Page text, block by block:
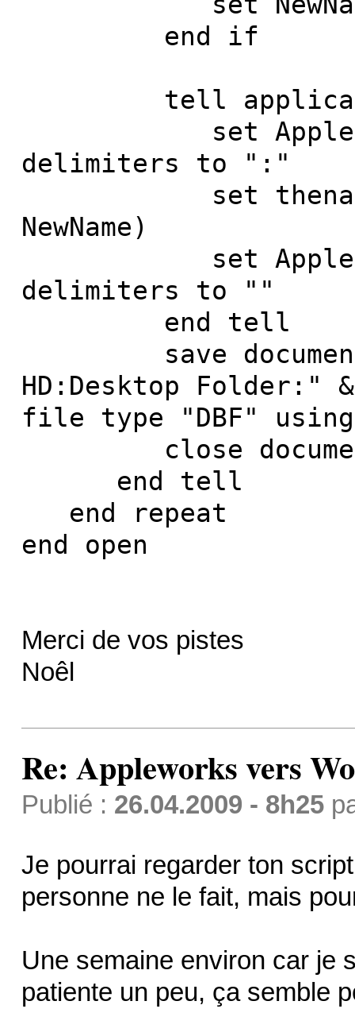
end if
tell
set
delimiters to ":"
set thename
NewName)
set
delimiters to ""
end tell
save document
HD:Desktop Folder:"
file type "DBF"
close document
end tell
end repeat
end open
Merci de vos pistes
Noêl
Re: Appleworks vers
Publié : 26.04.2009 - 8h25
Je pourrai regarder ton
personne ne le fait, mais
Une semaine environ car je
patiente un peu, ça semble